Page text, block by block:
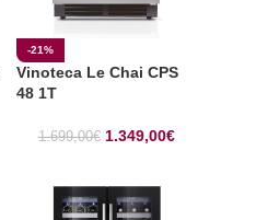
-21%
Vinoteca Le Chai CPS
48 1T
1.699,00€ 1.349,00€